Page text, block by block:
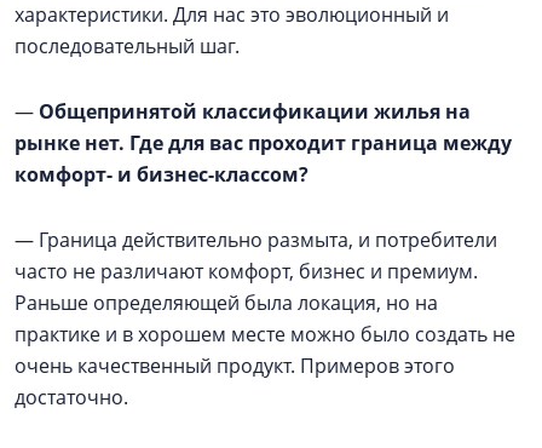
характеристики. Для нас это эволюционный и
последовательный шаг.
— Общепринятой классификации жилья на
рынке нет. Где для вас проходит граница между
комфорт- и бизнес-классом?
— Граница действительно размыта, и потребители
часто не различают комфорт, бизнес и премиум.
Раньше определяющей была локация, но на
практике и в хорошем месте можно было создать не
очень качественный продукт. Примеров этого
достаточно.